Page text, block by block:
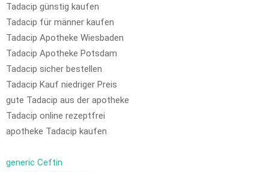
Tadacip günstig kaufen
Tadacip für männer kaufen
Tadacip Apotheke Wiesbaden
Tadacip Apotheke Potsdam
Tadacip sicher bestellen
Tadacip Kauf niedriger Preis
gute Tadacip aus der apotheke
Tadacip online rezeptfrei
apotheke Tadacip kaufen
generic Ceftin